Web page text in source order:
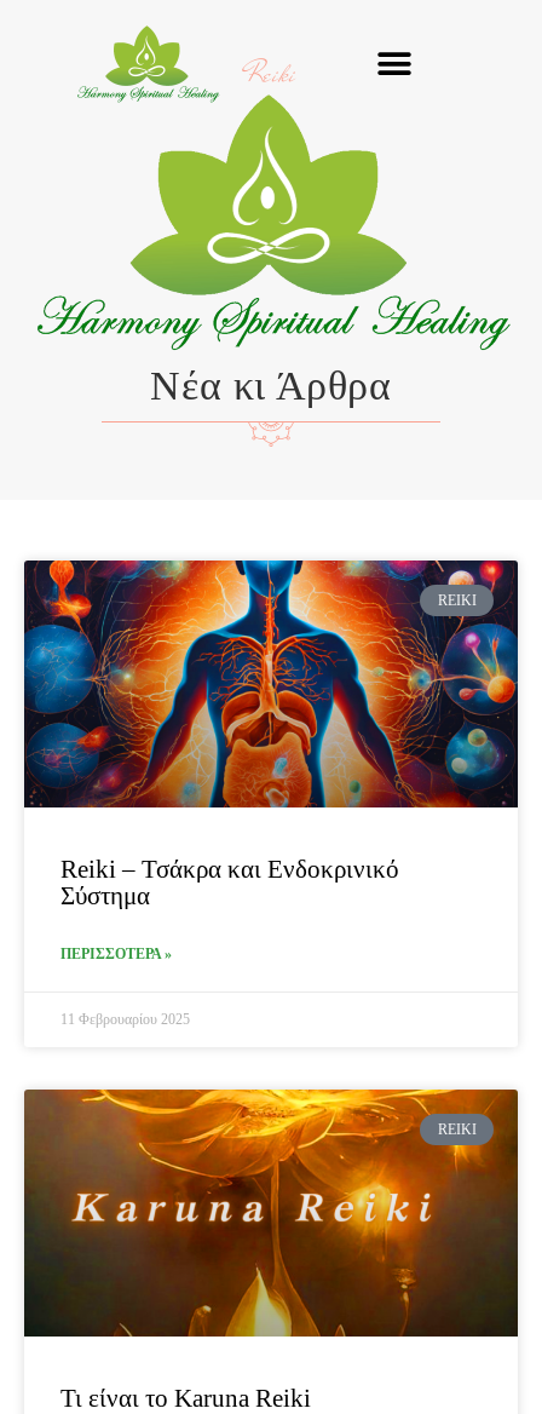
Reiki
Νέα κι Άρθρα
REIKI
Reiki – Τσάκρα και Ενδοκρινικό
Σύστημα
ΠΕΡΙΣΣΟΤΕΡΑ »
11 Φεβρουαρίου 2025
REIKI
Τι είναι το Karuna Reiki